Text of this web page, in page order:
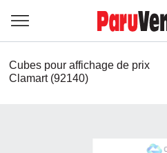
Cubes pour affichage de prix
Clamart (92140)